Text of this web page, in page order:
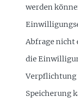
werden
Abfrage nicht
die
Verpflichtung
Speicherung